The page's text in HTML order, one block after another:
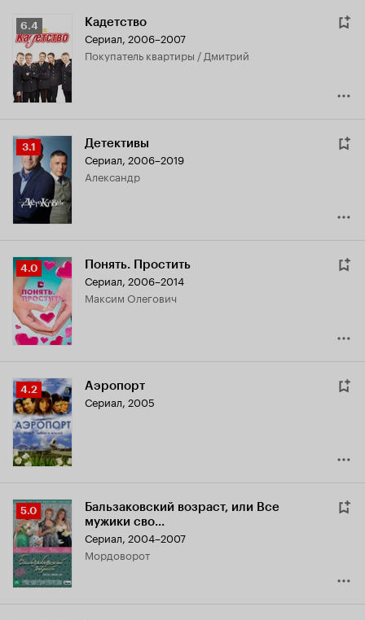
Рейтинг
Кинопоиска
6.4
6.4 Кадетство
Сериал, 2006–2007
покупатель квартиры / Дмитрий
Рейтинг
Кинопоиска
3.1
3.1 Детективы
Сериал, 2006–2019
Александр
Рейтинг
Кинопоиска
4.0
4.0 Понять. Простить
Сериал, 2006–2014
Максим Олегович
Рейтинг
Кинопоиска
4.2
4.2 Аэропорт
Сериал, 2005
Рейтинг
Кинопоиска
5.0
5.0
Бальзаковский возраст, или Все
мужики сво...
Сериал, 2004–2007
мордоворот